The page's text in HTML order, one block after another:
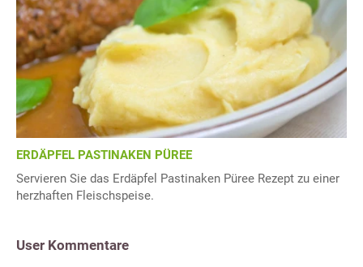
ERDÄPFEL PASTINAKEN PÜREE
Servieren Sie das Erdäpfel Pastinaken Püree Rezept zu einer
herzhaften Fleischspeise.
User Kommentare